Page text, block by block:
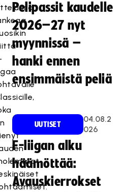
Pelipassit kaudelle
2026–27 nyt
myynnissä –
hanki ennen
ensimmäistä peliä
UUTISET
04.08.2
026
F-liigan alku
häämöttää:
Avauskierrokset